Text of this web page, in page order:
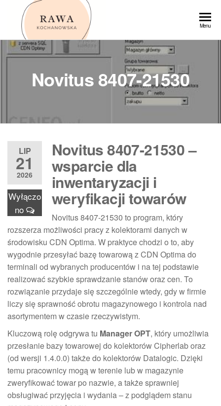
Przejdź
Menu
Novitus 8407-21530
LIP
21
2026
Wyłączo
no
Novitus 8407-21530 –
wsparcie dla
inwentaryzacji i
weryfikacji towarów
Novitus 8407-21530 to program, który
rozszerza możliwości pracy z kolektorami danych w
środowisku CDN Optima. W praktyce chodzi o to, aby
wygodnie przesyłać bazę towarową z CDN Optima do
terminali od wybranych producentów i na tej podstawie
realizować szybkie sprawdzanie stanów oraz cen. To
rozwiązanie przydaje się szczególnie wtedy, gdy w firmie
liczy się sprawność obrotu magazynowego i kontrola nad
asortymentem w czasie rzeczywistym.
Kluczową rolę odgrywa tu Manager OPT, który umożliwia
przesłanie bazy towarowej do kolektorów Cipherlab oraz
(od wersji 1.4.0.0) także do kolektorów Datalogic. Dzięki
temu pracownicy mogą w terenie lub w magazynie
zweryfikować towar po nazwie, a także sprawniej
obsługiwać przyjęcia i wydania – z podglądem stanu